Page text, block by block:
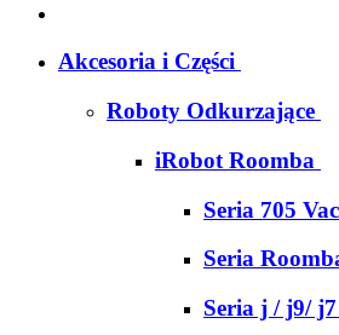
Akcesoria i Części
Roboty Odkurzające
iRobot Roomba
Seria 705 Vac
Seria
Seria j / j9/ j7